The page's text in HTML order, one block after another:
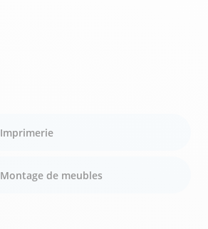
Imprimerie
Montage de meubles